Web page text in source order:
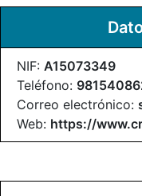
NIF: A15073349
Teléfono:
Correo electrónico:
Web: https://